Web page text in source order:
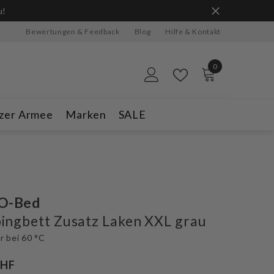
Vorrat reicht.
Bewertungen & Feedback Blog Hilfe & Kontakt
0
0
Armee Marken SALE
Bed
Zusatz Laken XXL grau
bei 60 °C